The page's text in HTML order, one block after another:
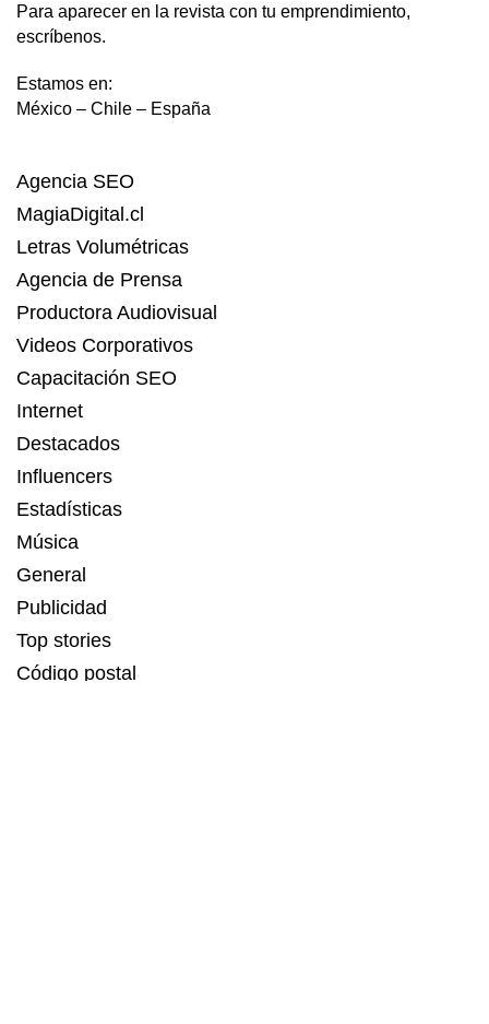
Para aparecer en la revista con tu emprendimiento,
escríbenos.
Estamos en:
México – Chile – España
Agencia SEO
MagiaDigital.cl
Letras Volumétricas
Agencia de Prensa
Productora Audiovisual
Videos Corporativos
Capacitación SEO
Internet
Destacados
Influencers
Estadísticas
Música
General
Publicidad
Top stories
Código postal